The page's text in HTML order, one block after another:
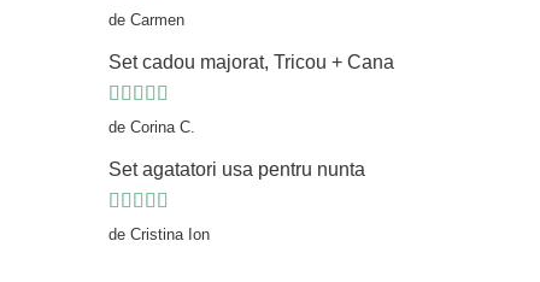
Evaluat la
de Carmen
Set cadou majorat, Tricou + Cana
Evaluat la5
de Corina C.
Set agatatori usa pentru nunta
Evaluat la 5
de Cristina Ion